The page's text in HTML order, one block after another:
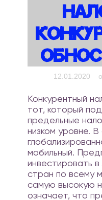
12.01.2020
Конкурентный
тот, который
предельные
низком уровне.
мобильный.
инвестировать
стран по всему
самую высокую
означает, что